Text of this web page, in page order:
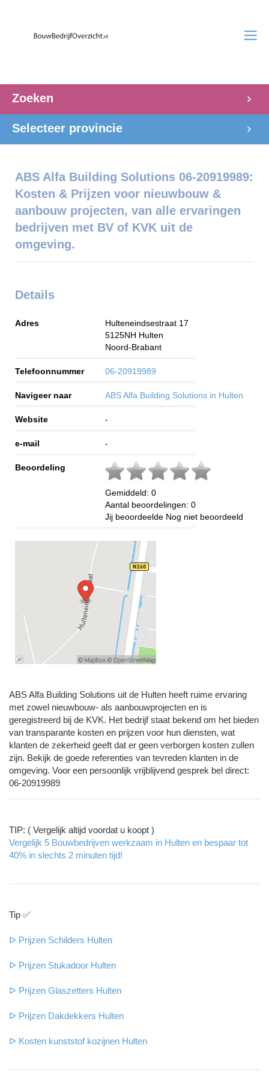
Zoeken
Selecteer provincie
ABS Alfa Building Solutions 06-20919989:
Kosten & Prijzen voor nieuwbouw &
aanbouw projecten, van alle ervaringen
bedrijven met BV of KVK uit de
omgeving.
Details
Adres
Hulteneindsestraat 17
5125NH Hulten
Noord-Brabant
Telefoonnummer 06-20919989
Navigeer naar ABS Alfa Building Solutions in Hulten
Website -
e-mail -
Beoordeling
Gemiddeld: 0
Aantal beoordelingen: 0
Jij beoordeelde Nog niet beoordeeld
ABS Alfa Building Solutions uit de Hulten heeft ruime ervaring
met zowel nieuwbouw- als aanbouwprojecten en is
geregistreerd bij de KVK. Het bedrijf staat bekend om het bieden
van transparante kosten en prijzen voor hun diensten, wat
klanten de zekerheid geeft dat er geen verborgen kosten zullen
zijn. Bekijk de goede referenties van tevreden klanten in de
omgeving. Voor een persoonlijk vrijblijvend gesprek bel direct:
06-20919989
TIP: ( Vergelijk altijd voordat u koopt )
Vergelijk 5 Bouwbedrijven werkzaam in Hulten en bespaar tot
40% in slechts 2 minuten tijd!
Tip ✅
ᐅ Prijzen Schilders Hulten
ᐅ Prijzen Stukadoor Hulten
ᐅ Prijzen Glaszetters Hulten
ᐅ Prijzen Dakdekkers Hulten
ᐅ Kosten kunststof kozijnen Hulten